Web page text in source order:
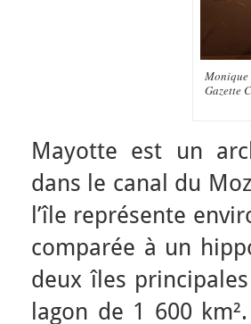
Monique
Gazette
Mayotte est un
dans le canal du
l’île représente
comparée à un
deux îles
lagon de 1 600